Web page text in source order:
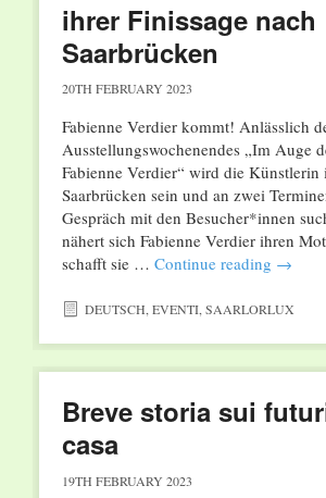
ihrer Finissage nach
Saarbrücken
20TH FEBRUARY 2023
Fabienne Verdier kommt! Anlässlich
Ausstellungswochenendes „Im Auge
Fabienne Verdier“ wird die Künstlerin
Saarbrücken sein und an zwei
Gespräch mit den Besucher*innen
nähert sich Fabienne Verdier ihren
schafft sie … Continue reading →
DEUTSCH EVENTI, SAARLORLUX
Breve storia sui
casa
19TH FEBRUARY 2023